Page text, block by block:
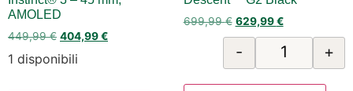
AMOLED
449,99€ 404,99€
1 disponibili
699,99€ 629,99€
- +